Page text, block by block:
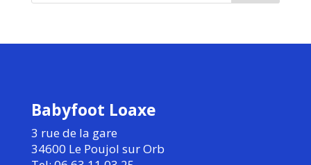
Babyfoot Loaxe
3 rue de la gare
34600 Le Poujol sur Orb